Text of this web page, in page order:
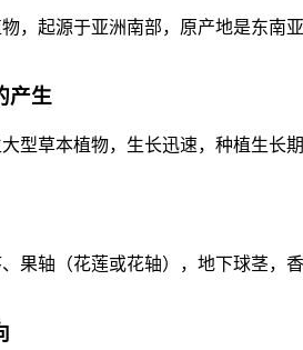
，起源于亚洲南部，原产地是东南
产生
型草本植物，生长迅速，种植生长
果轴（花莲或花轴），地下球茎，